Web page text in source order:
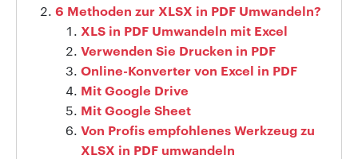
6 Methoden zur XLSX in PDF Umwandeln?
XLS in PDF Umwandeln mit Excel
Verwenden Sie Drucken in PDF
Online-Konverter von Excel in PDF
Mit Google Drive
Mit Google Sheet
Von Profis empfohlenes Werkzeug zu
XLSX in PDF umwandeln